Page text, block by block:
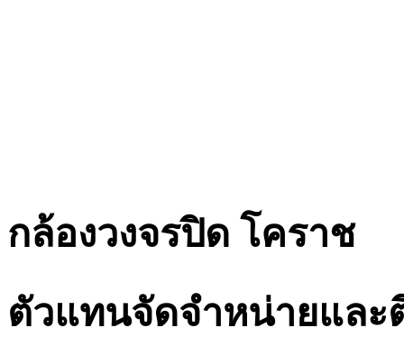
กล้องวงจรปิด โคราช
ตัวแทนจัดจำหน่ายและ